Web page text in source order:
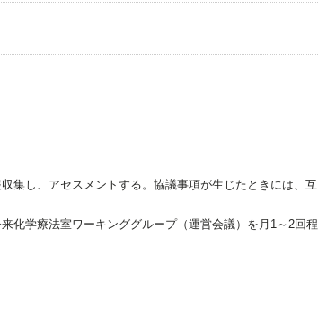
集し、アセスメントする。協議事項が生じたときには、互
化学療法室ワーキンググループ（運営会議）を月1～2回程